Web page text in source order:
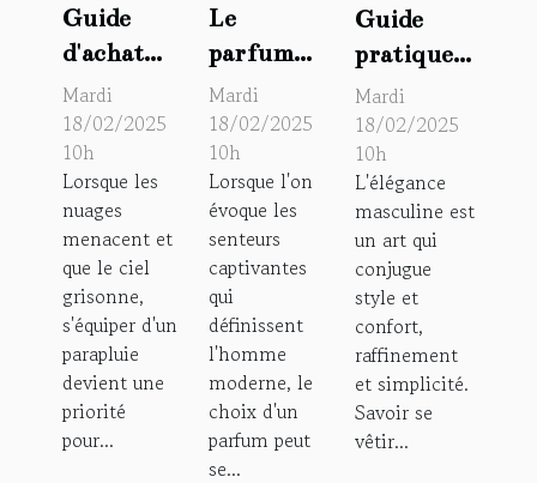
Guide
d'achat
pour un
parapluie
Isotoner :
où et
comment
choisir le
bon
modèle à
la mode
Mardi
18/02/2025
10h
Lorsque les
nuages
menacent et
que le ciel
grisonne,
s'équiper d'un
parapluie
devient une
priorité
pour...
Le
parfum
pour
homme le
plus
vendu :
entre
tendance,
choix et le
fameux
lingot
d'or
Mardi
18/02/2025
10h
Lorsque l'on
évoque les
senteurs
captivantes
qui
définissent
l'homme
moderne, le
choix d'un
parfum peut
se...
Guide
pratique
pour bien
s'habiller
en tant
qu'homme
: astuces
et conseils
Mardi
18/02/2025
10h
L'élégance
masculine est
un art qui
conjugue
style et
confort,
raffinement
et simplicité.
Savoir se
vêtir...